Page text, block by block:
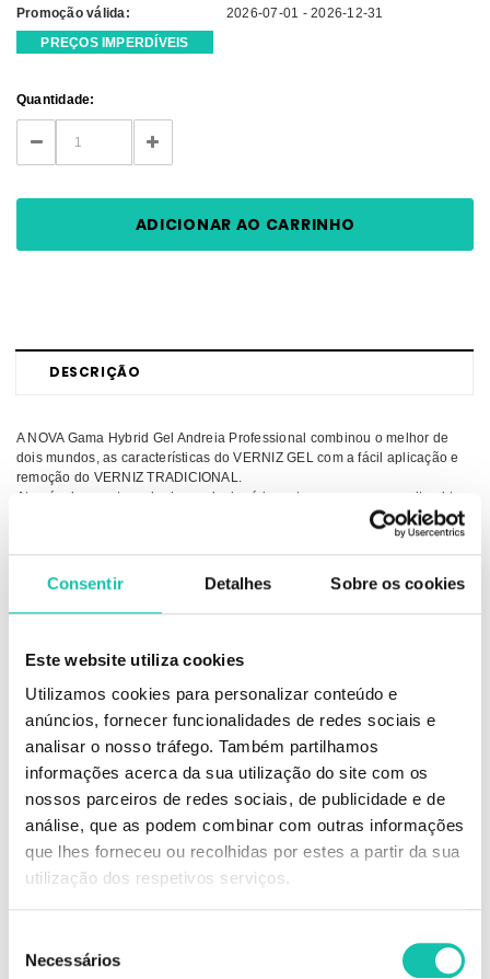
Consentir Detalhes Sobre os cookies
Este website utiliza cookies
Utilizamos cookies para personalizar conteúdo e
anúncios, fornecer funcionalidades de redes sociais e
analisar o nosso tráfego. Também partilhamos
informações acerca da sua utilização do site com os
nossos parceiros de redes sociais, de publicidade e de
análise, que as podem combinar com outras informações
que lhes forneceu ou recolhidas por estes a partir da sua
utilização dos respetivos serviços.
Necessários
Promoção válida:
2026-07-01 - 2026-12-31
PREÇOS IMPERDÍVEIS
Current
Stock:
Quantidade:
DECREASE
QUANTITY:
INCREASE
QUANTITY:
DESCRIÇÃO
A NOVA Gama Hybrid Gel Andreia Professional combinou o melhor de
dois mundos, as características do VERNIZ GEL com a fácil aplicação e
remoção do VERNIZ TRADICIONAL.
Através de uma tecnologia revolucionária, esta nova gama permite obter,
em apenas 2 PASSOS, uma manicura de longa duração com
– Sem lâmpada
– 2 Passos
– Fácil remoção (com removedor de verniz tradicional)
– Longa duração
– Pincel profissional de alta precisão
– 48 tons disponíveis
Conselhos de Utilização
Aplicação em 2 passos:
1- Aplicar uma ou duas camadas de Fusion Color. Selar a ponta da unha.
2- Aplicar um camada de Fusion Shine. Selar a ponta da unha.
Simples e perfeito!
As amostras dos tons de verniz são meramente indicadoras, uma vez que
as mesmas podem variar consoante o ecrã de computador usado para a